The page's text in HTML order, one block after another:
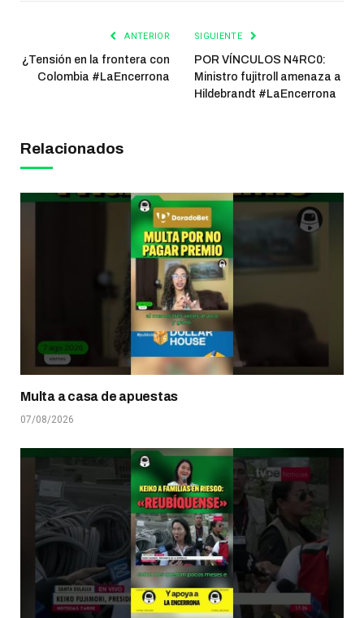
ANTERIOR
¿Tensión en la frontera con
Colombia #LaEncerrona
SIGUIENTE
POR VÍNCULOS N4RC0:
Ministro fujitroll amenaza a
Hildebrandt #LaEncerrona
Relacionados
Multa a casa de apuestas
07/08/2026